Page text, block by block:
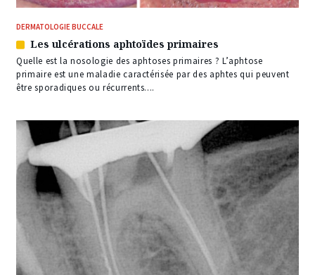
DERMATOLOGIE BUCCALE
Article
réservé
à
nos
Les ulcérations aphtoïdes primaires
Quelle est la nosologie des aphtoses primaires ? L’aphtose
primaire est une maladie caractérisée par des aphtes qui peuvent
être sporadiques ou récurrents....